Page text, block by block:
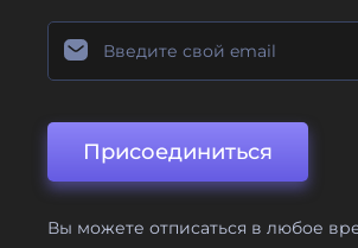
Присоединиться
Вы можете отписаться в любое